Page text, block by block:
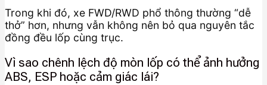
Trong khi đó, xe FWD/RWD phổ thông thường “dễ
thở” hơn, nhưng vẫn không nên bỏ qua nguyên tắc
đồng đều lốp cùng trục.
Vì sao chênh lệch độ mòn lốp có thể ảnh hưởng
ABS, ESP hoặc cảm giác lái?